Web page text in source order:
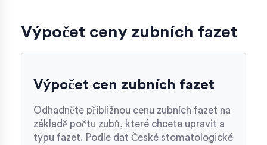
Výpočet ceny zubních fazet
Výpočet cen zubních fazet
Odhadněte přibližnou cenu zubních fazet na
základě počtu zubů, které chcete upravit a
typu fazet. Podle dat České stomatologické